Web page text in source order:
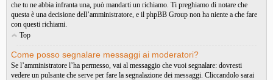
che tu ne abbia infranta una, può mandarti un richiamo. Ti preghiamo di notare che
questa è una decisione dell’amministratore, e il phpBB Group non ha niente a che fare
con questi richiami.
Top
Come posso segnalare messaggi ai moderatori?
Se l’amministratore l’ha permesso, vai al messaggio che vuoi segnalare: dovresti
vedere un pulsante che serve per fare la segnalazione dei messaggi. Cliccandolo sarai